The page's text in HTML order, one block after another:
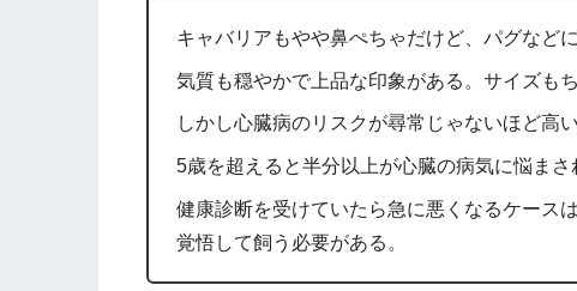
キャバリアもやや鼻ぺちゃだけど、パグなど
気質も穏やかで上品な印象がある。サイズも
しかし心臓病のリスクが尋常じゃないほど高い
5歳を超えると半分以上が心臓の病気に悩まさ
健康診断を受けていたら急に悪くなるケース
覚悟して飼う必要がある。